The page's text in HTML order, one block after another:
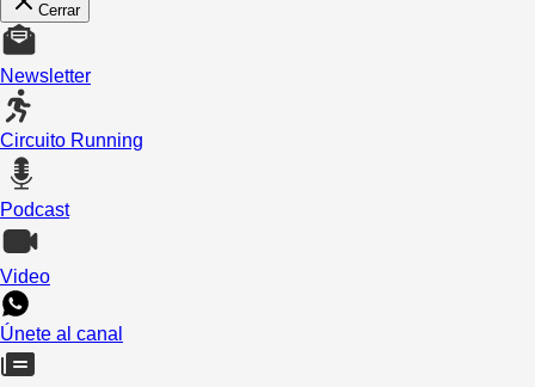
Cerrar
Newsletter
Circuito Running
Podcast
Video
Únete al canal